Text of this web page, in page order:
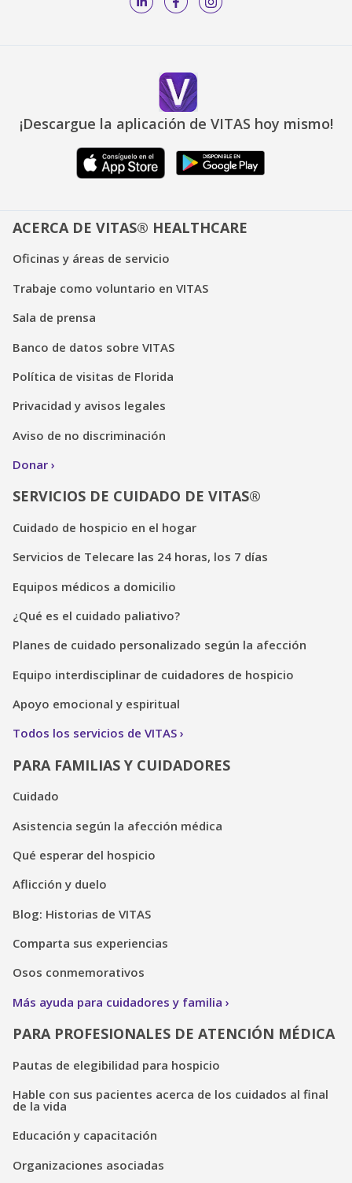
¡Descargue la aplicación de VITAS hoy mismo!
ACERCA DE VITAS® HEALTHCARE
Oficinas y áreas de servicio
Trabaje como voluntario en VITAS
Sala de prensa
Banco de datos sobre VITAS
Política de visitas de Florida
Privacidad y avisos legales
Aviso de no discriminación
Donar
SERVICIOS DE CUIDADO DE VITAS®
Cuidado de hospicio en el hogar
Servicios de Telecare las 24 horas, los 7 días
Equipos médicos a domicilio
¿Qué es el cuidado paliativo?
Planes de cuidado personalizado según la afección
Equipo interdisciplinar de cuidadores de hospicio
Apoyo emocional y espiritual
Todos los servicios de VITAS
PARA FAMILIAS Y CUIDADORES
Cuidado
Asistencia según la afección médica
Qué esperar del hospicio
Aflicción y duelo
Blog: Historias de VITAS
Comparta sus experiencias
Osos conmemorativos
Más ayuda para cuidadores y familia
PARA PROFESIONALES DE ATENCIÓN MÉDICA
Pautas de elegibilidad para hospicio
Hable con sus pacientes acerca de los cuidados al final
de la vida
Educación y capacitación
Organizaciones asociadas